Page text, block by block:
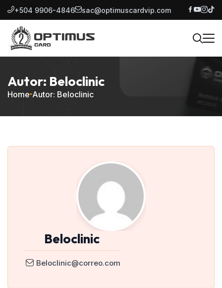
+504 9906-4846 sac@optimuscardvip.com
Autor: Beloclinic
Home Autor: Beloclinic
Beloclinic
Beloclinic@correo.com